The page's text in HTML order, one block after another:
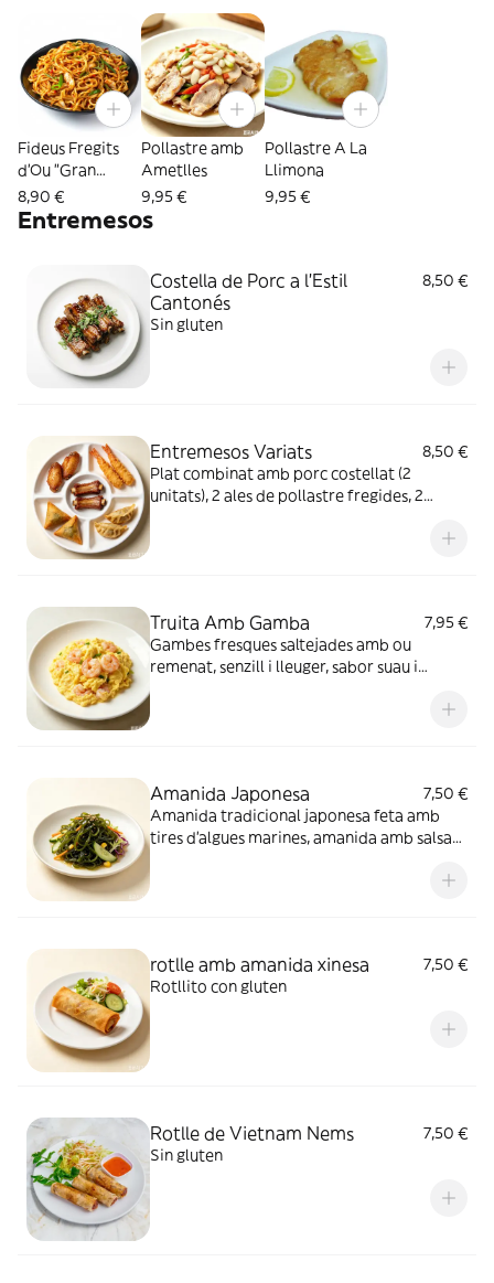
Fideus Fregits
d'Ou "Gran
Muralla"
8,90 €
Pollastre amb
Ametlles
9,95 €
Pollastre A La
Llimona
9,95 €
Entremesos
Costella de Porc a l'Estil
Cantonés
8,50 €
Sin gluten
Entremesos Variats
8,50 €
Plat combinat amb porc costellat (2
unitats), 2 ales de pollastre fregides, 2
fregits. Tots fregits fins a quedar cruixents,
Truita Amb Gamba
7,95 €
Gambes fresques saltejades amb ou
remenat, senzill i lleuger, sabor suau i
Amanida Japonesa
7,50 €
Amanida tradicional japonesa feta amb
tires d'algues marines, amanida amb salsa
rotlle amb amanida xinesa
7,50 €
Rotllito con gluten
Rotlle de Vietnam Nems
7,50 €
Sin gluten